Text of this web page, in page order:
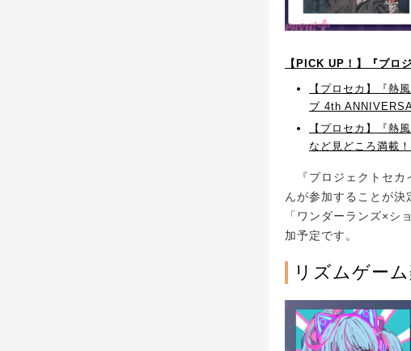
【PICK UP！】『プロ
【プロセカ】『熱
ブ 4th
【プロセカ】『熱
など見どころ満載
『プロジェクトセカ
んが参加することが
「ワンダーランズ×シ
加予定です。
リズムゲー